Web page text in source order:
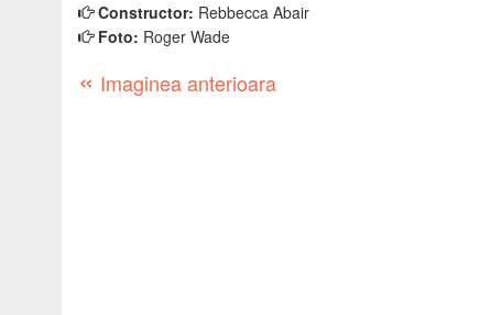
Constructor: Rebbecca Abair
Foto: Roger Wade
« Imaginea anterioara